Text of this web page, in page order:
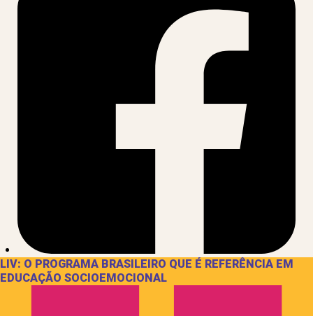
LIV: O PROGRAMA BRASILEIRO QUE É REFERÊNCIA EM
EDUCAÇÃO SOCIOEMOCIONAL